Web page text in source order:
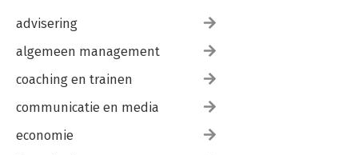
advisering
algemeen management
coaching en trainen
communicatie en media
economie